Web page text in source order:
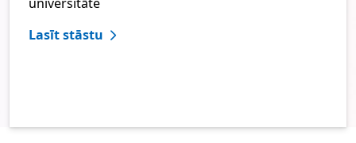
Lasīt stāstu